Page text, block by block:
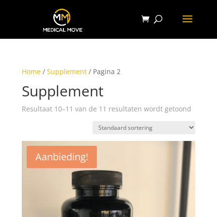
Home/ Supplement/ Pagina 2
Supplement
Resultaat 10–11 van de 11 resultaten wordt getoond
Aanbieding!